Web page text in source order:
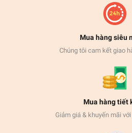
Mua hàng siêu
Chúng tôi cam kết giao
Mua hàng tiết
Giảm giá & khuyến mãi